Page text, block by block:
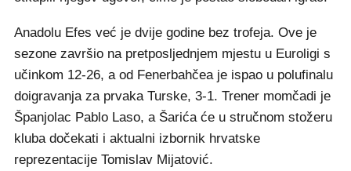
Anadolu Efes već je dvije godine bez trofeja. Ove je
sezone završio na pretposljednjem mjestu u Euroligi s
učinkom 12-26, a od Fenerbahčea je ispao u polufinalu
doigravanja za prvaka Turske, 3-1. Trener momčadi je
Španjolac Pablo Laso, a Šarića će u stručnom stožeru
kluba dočekati i aktualni izbornik hrvatske
reprezentacije Tomislav Mijatović.